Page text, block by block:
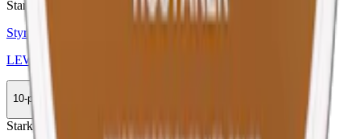
Stark
Styrka Stark · Large
LEWA Classic Taste of Tobacco
10-pack
335,90 kr
Stark